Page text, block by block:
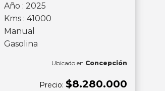
Año : 2025
Kms : 41000
Manual
Gasolina
Ubicado en Concepción
Precio: $8.280.000